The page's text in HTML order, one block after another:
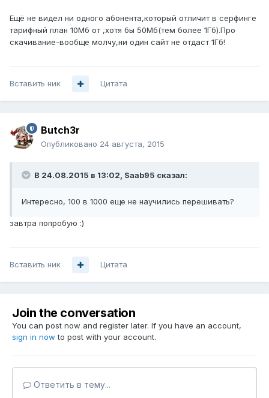
Ещё не видел ни одного абонента,который отличит в серфинге
тарифный план 10Мб от ,хотя бы 50Мб(тем более 1Гб).Про
скачивание-вообще молчу,ни один сайт не отдаст 1Гб!
Вставить ник Цитата
Butch3r
Опубликовано 24 августа, 2015
В 24.08.2015 в 13:02, Saab95 сказал:
Интересно, 100 в 1000 еще не научились перешивать?
завтра попробую :)
Вставить ник Цитата
Join the conversation
You can post now and register later. If you have an account,
sign in now to post with your account.
Ответить в тему...